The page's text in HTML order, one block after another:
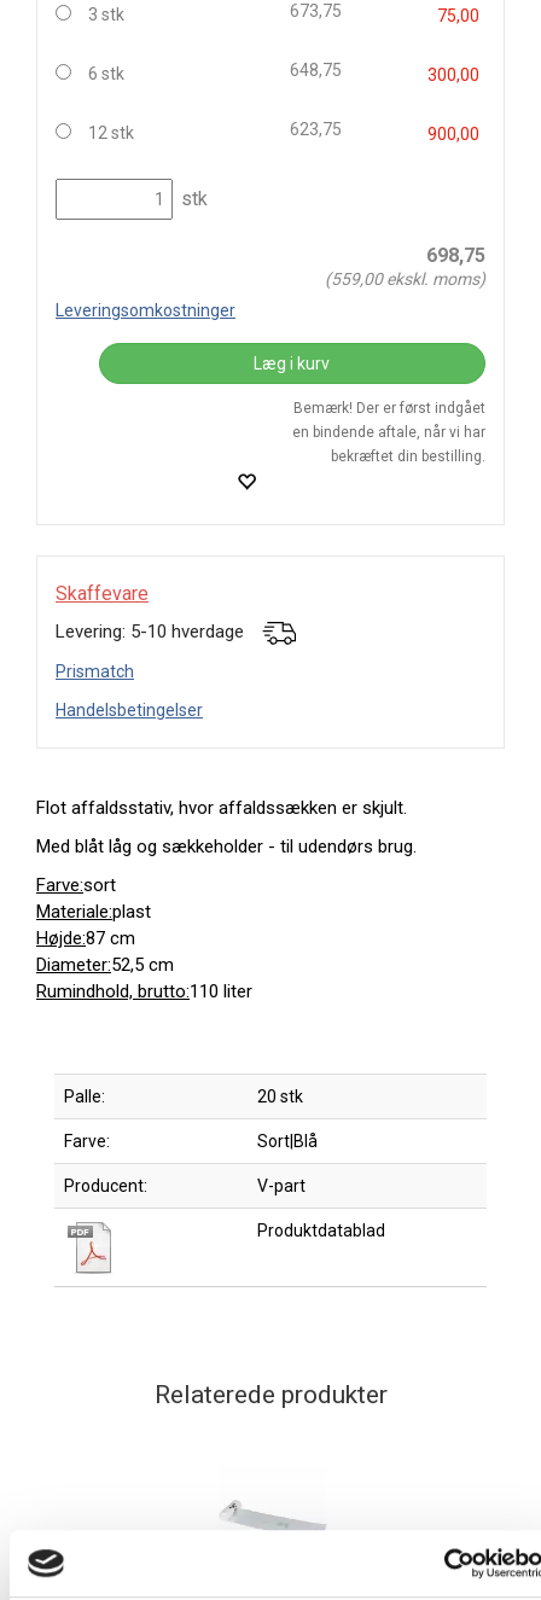
3 stk 673,75 75,00
6 stk 648,75 300,00
12 stk 623,75 900,00
stk
698,75
(559,00ekskl. moms)
Leveringsomkostninger
Læg i kurv
Bemærk! Der er først indgået
en bindende aftale, når vi har
bekræftet din bestilling.
Skaffevare
Levering: 5-10 hverdage
Prismatch
Handelsbetingelser
Flot affaldsstativ, hvor affaldssækken er skjult.
Med blåt låg og sækkeholder - til udendørs brug.
Farve:sort
Materiale:plast
Højde:87 cm
Diameter:52,5 cm
Rumindhold, brutto:110 liter
Palle: 20 stk
Farve: Sort|Blå
Producent: V-part
Produktdatablad
Relaterede produkter